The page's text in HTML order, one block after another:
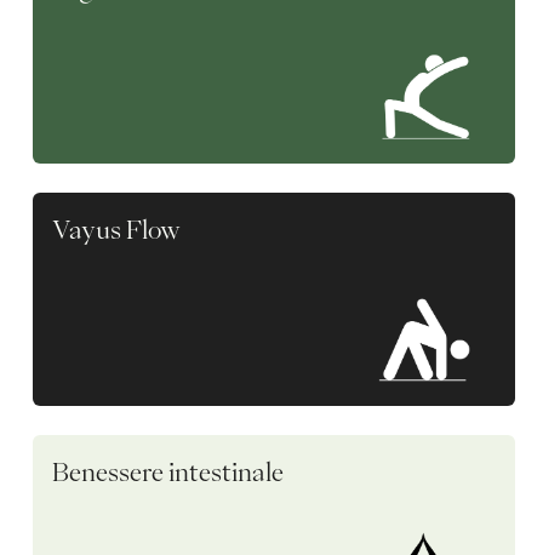
Vayus Flow
Benessere intestinale